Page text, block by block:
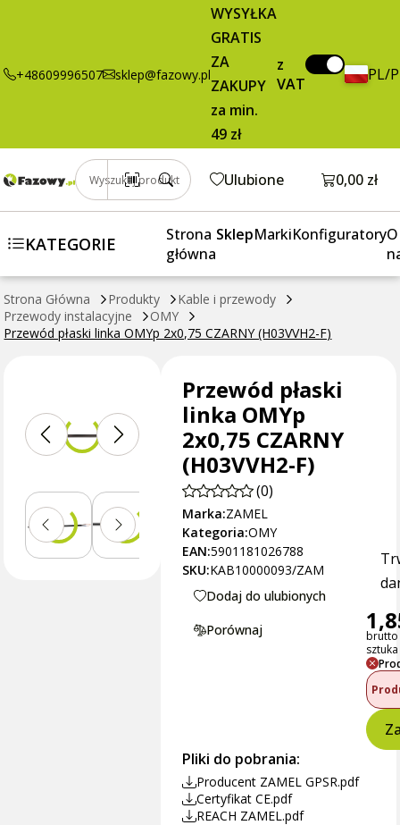
+48609996507 sklep@fazowy.pl
WYSYŁKA
GRATIS
ZA
ZAKUPY
za min.
49 zł
z
VAT
PL/
Wyszukaj produkt Ulubione Otwórz
0,00 zł
KATEGORIE
Strona
główna
SklepMarkiKonfiguratoryO
Strona Główna Produkty
Kable i przewody
Przewody instalacyjne
OMY
Przewód płaski linka OMYp 2x0,75 CZARNY (H03VVH2-F)
brutto / m Dodaj do koszyka
Przewód płaski
linka OMYp
2x0,75 CZARNY
(H03VVH2-F)
(0)
Marka:ZAMEL
Kategoria:OMY
EAN:5901181026788
SKU:KAB10000093/ZAM
Dodaj do ulubionych
Porównaj
brutto
Pliki do pobrania:
Producent ZAMEL GPSR.pdf
Certyfikat CE.pdf
REACH ZAMEL.pdf